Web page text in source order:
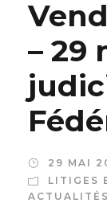
– 29
29 MAI
LITIGES
ACTUALITÉS